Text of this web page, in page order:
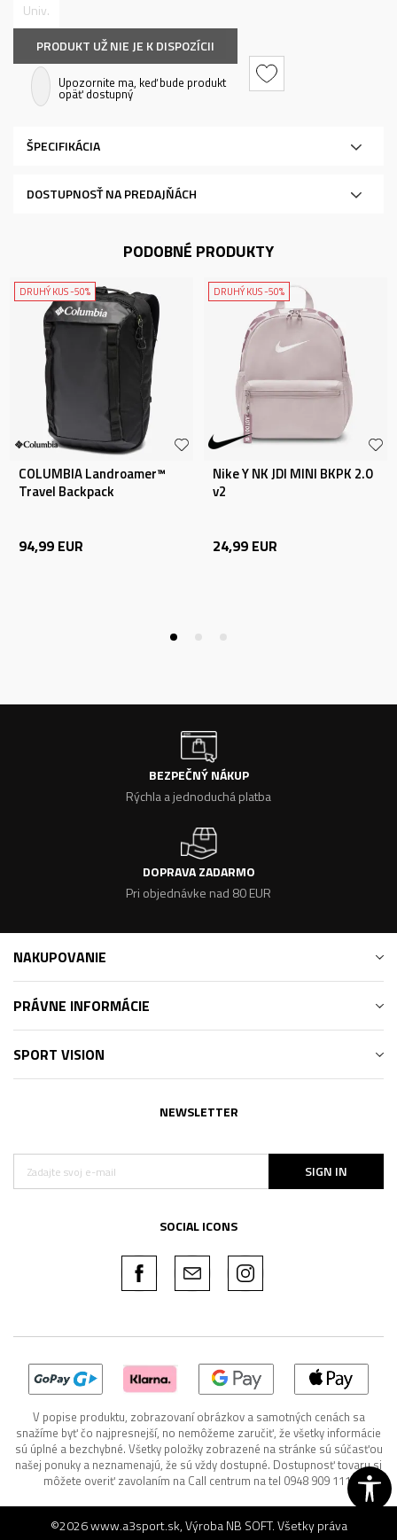
Univ.
PRODUKT UŽ NIE JE K DISPOZÍCII
Upozornite ma, keď bude produkt
opäť dostupný
ŠPECIFIKÁCIA
DOSTUPNOSŤ NA PREDAJŇÁCH
PODOBNÉ PRODUKTY
DRUHÝ KUS -50%
COLUMBIA Landroamer™
Travel Backpack
94,99 EUR
DRUHÝ KUS -50%
Nike Y NK JDI MINI BKPK 2.0
v2
24,99 EUR
BEZPEČNÝ NÁKUP
Rýchla a jednoduchá platba
DOPRAVA ZADARMO
Pri objednávke nad 80 EUR
NAKUPOVANIE
PRÁVNE INFORMÁCIE
SPORT VISION
NEWSLETTER
SIGN IN
SOCIAL ICONS
V popise produktu, zobrazovaní obrázkov a samotných cenách sa
snažíme byť čo najpresnejší, no nemôžeme zaručiť, že všetky informácie
sú úplné a bezchybné. Všetky položky zobrazené na stránke sú súčasťou
našej ponuky a neznamenajú, že sú vždy dostupné. Dostupnosť tovaru si
môžete overiť zavolaním na Call centrum na tel 0948 909 111.
©2026www.a3sport.sk, VýrobaNB SOFT. Všetky práva